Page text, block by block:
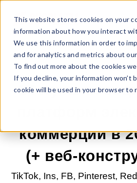
This website stores cookies on your
information about how you interact
We use this information in order to
and for analytics and metrics about
To find out more about the cookies
If you decline, your information
cookie will be used in your browser
03.02.2026 4:21:13 |
14 лучших
платформ
коммерции в
(+ веб-
TikTok, Ins, FB, Pinterest,